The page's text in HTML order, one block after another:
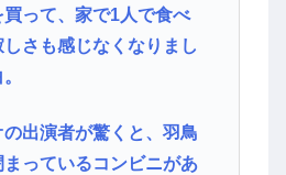
って、家で1人で食べ
さも感じなくなりまし
出演者が驚くと、羽鳥
まっているコンビニがあ